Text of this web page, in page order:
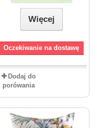
Więcej
Oczekiwanie na dostawę
Dodaj do
porówania